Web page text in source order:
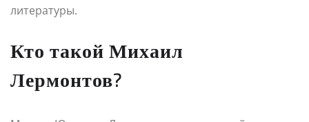
литературы.
Кто такой Михаил
Лермонтов?